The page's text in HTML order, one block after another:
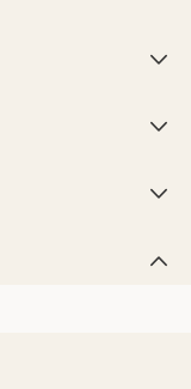



